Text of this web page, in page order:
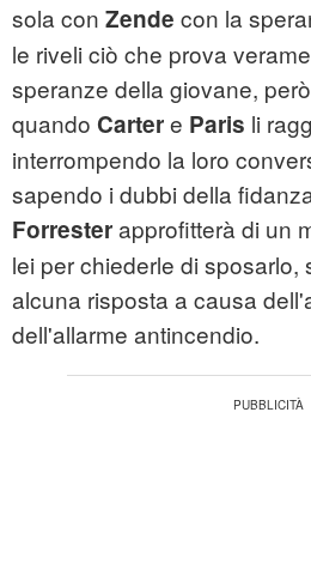
sola con Zende con la
le riveli ciò che prova
speranze della giovane,
quando Cartere Paris li
interrompendo la loro
sapendo i dubbi della
Forresterapprofitterà di un
lei per chiederle di sposarlo,
alcuna risposta a causa
dell'allarme antincendio.